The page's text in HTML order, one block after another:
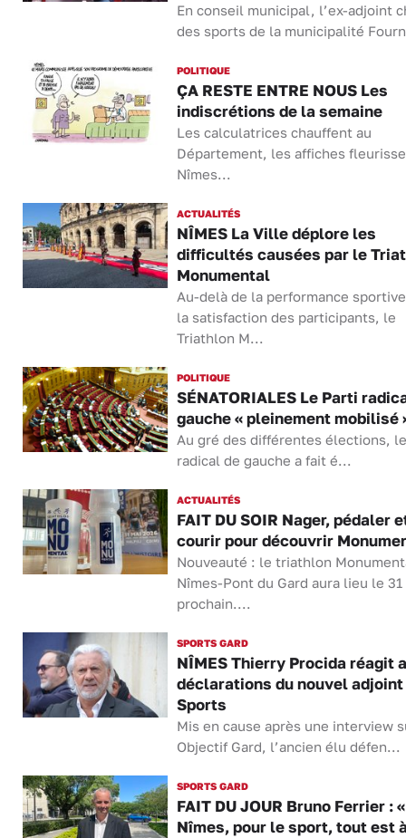
En conseil municipal, l’ex-adjoint
des sports de la municipalité
POLITIQUE
ÇA RESTE ENTRE NOUS Les
indiscrétions de la semaine
Les calculatrices chauffent au
Département, les affiches
Nîmes...
ACTUALITÉS
NÎMES La Ville déplore les
difficultés causées par le
Monumental
Au-delà de la performance
la satisfaction des participants, le
Triathlon M...
POLITIQUE
SÉNATORIALES Le Parti
gauche « pleinement mobilisé
Au gré des différentes élections,
radical de gauche a fait é...
ACTUALITÉS
FAIT DU SOIR Nager, pédaler
courir pour découvrir
Nouveauté : le triathlon
Nîmes-Pont du Gard aura lieu le 31
prochain....
SPORTS GARD
NÎMES Thierry Procida réagit
déclarations du nouvel adjoint
Sports
Mis en cause après une interview
Objectif Gard, l’ancien élu défen...
SPORTS GARD
FAIT DU JOUR Bruno Ferrier :
Nîmes, pour le sport, tout est